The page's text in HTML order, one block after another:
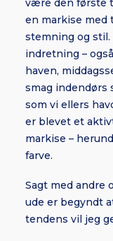
være den første
en markise med
stemning og stil.
indretning –
haven,
smag indendørs
som vi ellers
er blevet et
markise –
farve.
Sagt med andre
ude er begyndt
tendens vil jeg